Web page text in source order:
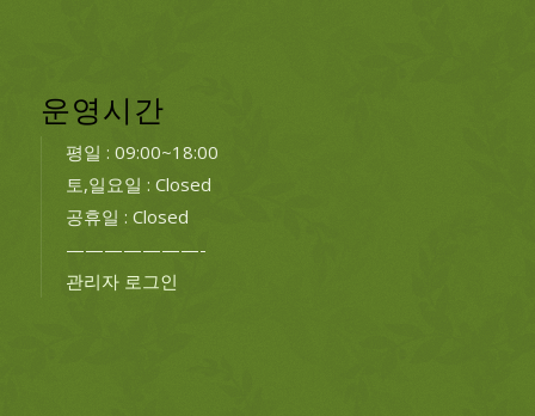
운영시간
평일 : 09:00~18:00
토,일요일 : Closed
공휴일 : Closed
———————-
관리자 로그인